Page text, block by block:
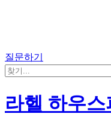
질문하기
라헬 하우